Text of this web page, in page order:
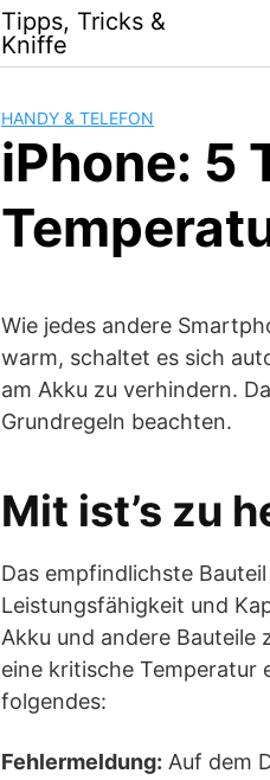
Tipps, Tricks &
Kniffe
HANDY & TELEFON
iPhone: 5
Wie jedes andere
warm, schaltet es sich
am Akku zu verhindern.
Grundregeln beachten.
Mit ist’s zu
Das empfindlichste
Leistungsfähigkeit und
Akku und andere Bauteile
eine kritische Temperatur
folgendes:
Fehlermeldung: Auf dem